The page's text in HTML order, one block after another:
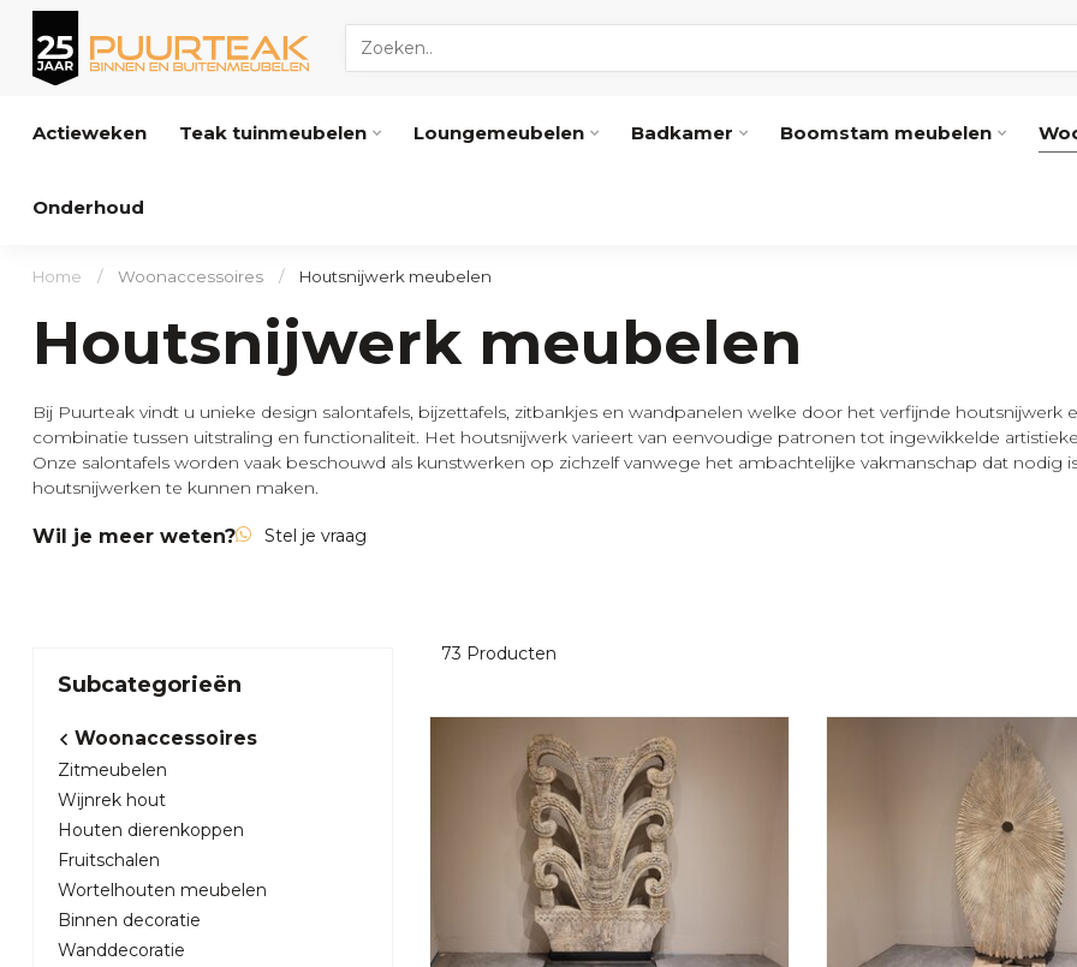
Actieweken Teak tuinmeubelen Loungemeubelen Badkamer Boomstam meubelen
Onderhoud
Home / Woonaccessoires / Houtsnijwerk meubelen
Houtsnijwerk meubelen
Bij Puurteak vindt u unieke design salontafels, bijzettafels, zitbankjes en wandpanelen welke door het verfijnde houtsnijwerk
combinatie tussen uitstraling en functionaliteit. Het houtsnijwerk varieert van eenvoudige patronen tot ingewikkelde
Onze salontafels worden vaak beschouwd als kunstwerken op zichzelf vanwege het ambachtelijke vakmanschap dat nodig
houtsnijwerken te kunnen maken.
Wil je meer weten? Stel je vraag
Subcategorieën
Woonaccessoires
Zitmeubelen
Wijnrek hout
Houten dierenkoppen
Fruitschalen
Wortelhouten meubelen
Binnen decoratie
Wanddecoratie
73 Producten